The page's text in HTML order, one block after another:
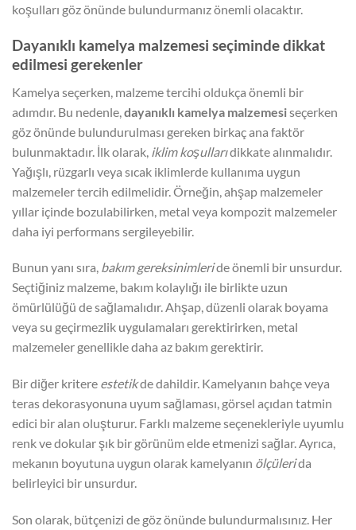
koşulları göz önünde bulundurmanız önemli olacaktır.
Dayanıklı kamelya malzemesi seçiminde dikkat
edilmesi gerekenler
Kamelya seçerken, malzeme tercihi oldukça önemli bir
adımdır. Bu nedenle, dayanıklı kamelya malzemesiseçerken
göz önünde bulundurulması gereken birkaç ana faktör
bulunmaktadır. İlk olarak, iklim koşullarıdikkate alınmalıdır.
Yağışlı, rüzgarlı veya sıcak iklimlerde kullanıma uygun
malzemeler tercih edilmelidir. Örneğin, ahşap malzemeler
yıllar içinde bozulabilirken, metal veya kompozit malzemeler
daha iyi performans sergileyebilir.
Bunun yanı sıra, bakım gereksinimleride önemli bir unsurdur.
Seçtiğiniz malzeme, bakım kolaylığı ile birlikte uzun
ömürlülüğü de sağlamalıdır. Ahşap, düzenli olarak boyama
veya su geçirmezlik uygulamaları gerektirirken, metal
malzemeler genellikle daha az bakım gerektirir.
Bir diğer kritere estetikde dahildir. Kamelyanın bahçe veya
teras dekorasyonuna uyum sağlaması, görsel açıdan tatmin
edici bir alan oluşturur. Farklı malzeme seçenekleriyle uyumlu
renk ve dokular şık bir görünüm elde etmenizi sağlar. Ayrıca,
mekanın boyutuna uygun olarak kamelyanın ölçülerida
belirleyici bir unsurdur.
Son olarak, bütçenizi de göz önünde bulundurmalısınız. Her